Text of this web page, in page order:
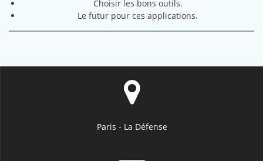
Choisir les bons outils.
Le futur pour ces applications.
Paris - La Défense